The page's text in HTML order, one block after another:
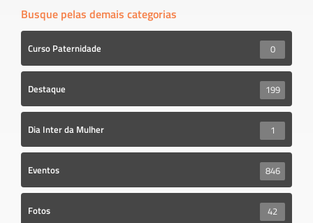
Busque pelas demais categorias
Curso Paternidade 0
Destaque 199
Dia Inter da Mulher 1
Eventos 846
Fotos 42